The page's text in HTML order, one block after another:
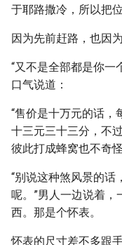
于耶路撒冷，所以把
因为先前赶路，也因
“又不是全部都是你一
口气说道：
“售价是十万元的话，
十三元三十三分，不
彼此打成蜂窝也不奇
“别说这种煞风景的话
呢。”男人一边说着
西。那是个怀表。
怀表的尺寸差不多跟